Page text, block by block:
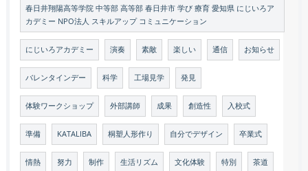
春日井翔陽高等学院 中等部 高等部 春日井市 学び 療育 愛知県 にじいろア
カデミー NPO法人 スキルアップ コミュニケーション
にじいろアカデミー 演奏 素敵 楽しい 通信 お知らせ
バレンタインデー 科学 工場見学 発見
体験ワークショップ 外部講師 成果 創造性 入校式
準備 KATALIBA 桐塑人形作り 自分でデザイン 卒業式
情熱 努力 制作 生活リズム 文化体験 特別 茶道